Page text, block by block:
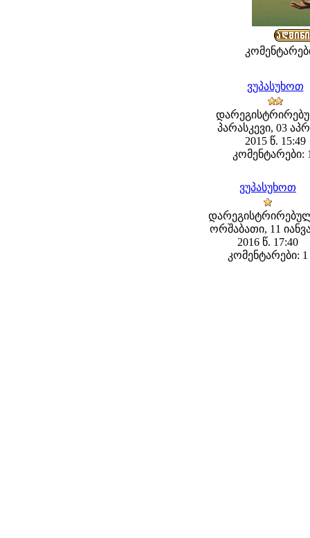
ვუპასუხოთ
პარასკევი, 03
2015 წ. 15:49
კომენტარები:
ვუპასუხოთ
ორშაბათი, 11
2016 წ. 17:40
კომენტარები: 1